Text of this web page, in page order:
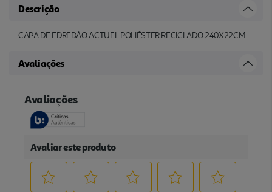
Descrição
CAPA DE EDREDÃO ACTUEL POLIÉSTER RECICLADO 240X22CM
Avaliações